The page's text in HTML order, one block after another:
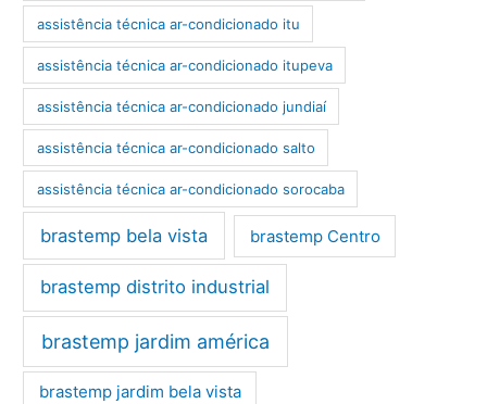
assistência técnica ar-condicionado itu
assistência técnica ar-condicionado itupeva
assistência técnica ar-condicionado jundiaí
assistência técnica ar-condicionado salto
assistência técnica ar-condicionado sorocaba
brastemp bela vista brastemp Centro
brastemp distrito industrial
brastemp jardim américa
brastemp jardim bela vista